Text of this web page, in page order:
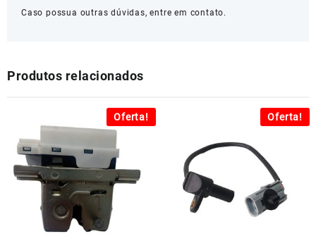
Caso possua outras dúvidas, entre em contato.
Produtos relacionados
Oferta! Oferta!